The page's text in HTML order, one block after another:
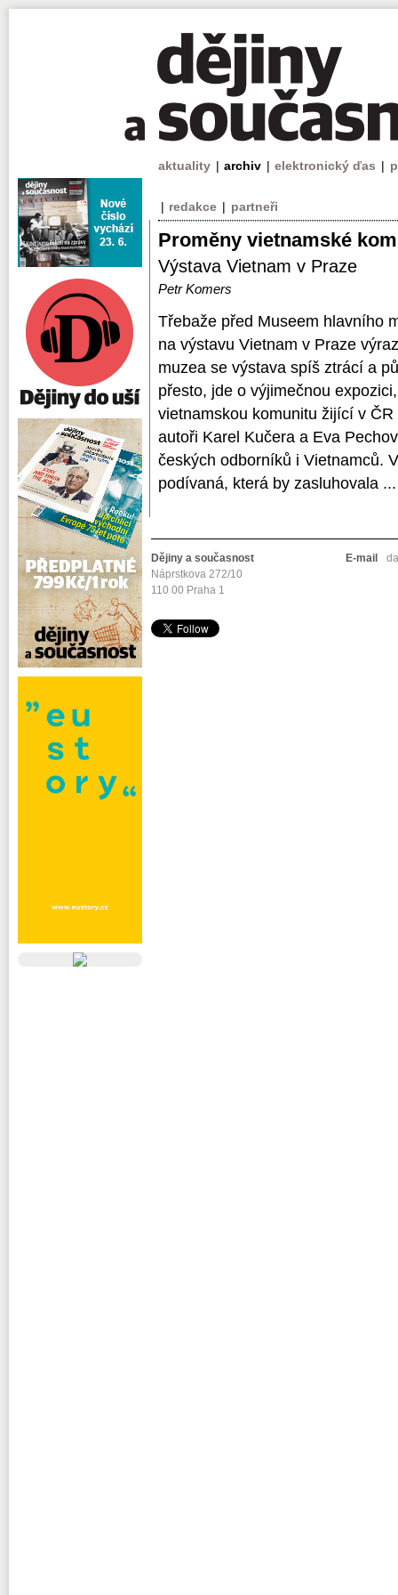
aktuality | archiv | elektronický ďas |
| redakce | partneři
Proměny vietnamské
Výstava Vietnam v Praze
Petr Komers
Třebaže před Museem hlavního
na výstavu Vietnam v Praze
muzea se výstava spíš ztrácí a
přesto, jde o výjimečnou
vietnamskou komunitu žijící v
autoři Karel Kučera a Eva
českých odborníků i Vietnamců.
podívaná, která by zasluhovala ...
Dějiny a současnost
Náprstkova 272/10
110 00 Praha 1
E-mail